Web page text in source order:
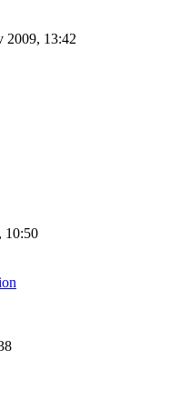
2009, 13:42
10:50